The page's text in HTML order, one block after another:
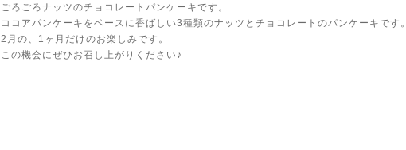
ごろごろナッツのチョコレートパンケーキです。
ココアパンケーキをベースに香ばしい3種類のナッツとチョコレートのパンケーキです。
2月の、1ヶ月だけのお楽しみです。
この機会にぜひお召し上がりください♪